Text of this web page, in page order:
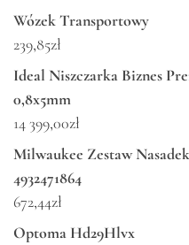
Wózek Transportowy
239,85zł
Ideal Niszczarka Biznes
0,8x5mm
14 399,00zł
Milwaukee Zestaw
4932471864
672,44zł
Optoma Hd29Hlvx